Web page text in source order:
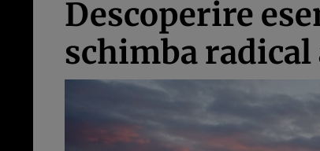
Descoperire
schimba